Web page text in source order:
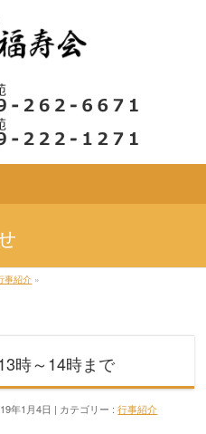
事紹介 »
時～14時まで
年1月4日 カテゴリー :行事紹介